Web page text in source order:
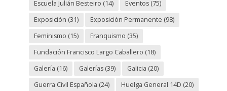
Escuela Julián Besteiro (14) Eventos(75)
Exposición (31) Exposición Permanente (98)
Feminismo (15) Franquismo (35)
Fundación Francisco Largo Caballero (18)
Galería (16) Galerías(39) Galicia (20)
Guerra Civil Española (24) Huelga General 14D (20)